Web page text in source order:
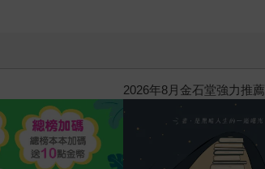
2026年8月金石堂強力推薦